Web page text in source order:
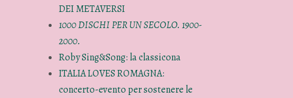
DEI METAVERSI
1000 DISCHI PER UN SECOLO. 1900-
2000.
Roby Sing&Song: la classicona
ITALIA LOVES ROMAGNA:
concerto-evento per sostenere le